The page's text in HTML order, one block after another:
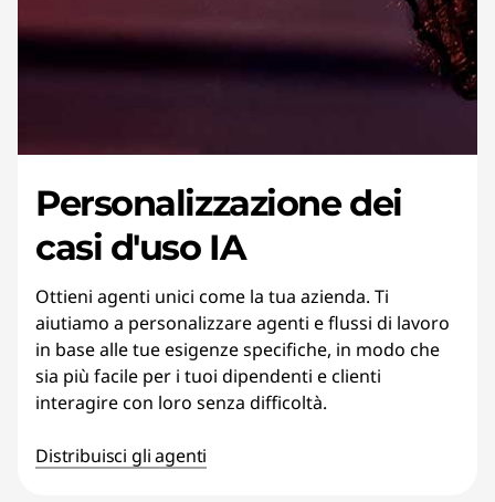
Personalizzazione dei
casi d'uso IA
Ottieni agenti unici come la tua azienda. Ti
aiutiamo a personalizzare agenti e flussi di lavoro
in base alle tue esigenze specifiche, in modo che
sia più facile per i tuoi dipendenti e clienti
interagire con loro senza difficoltà.
Distribuisci gli agenti